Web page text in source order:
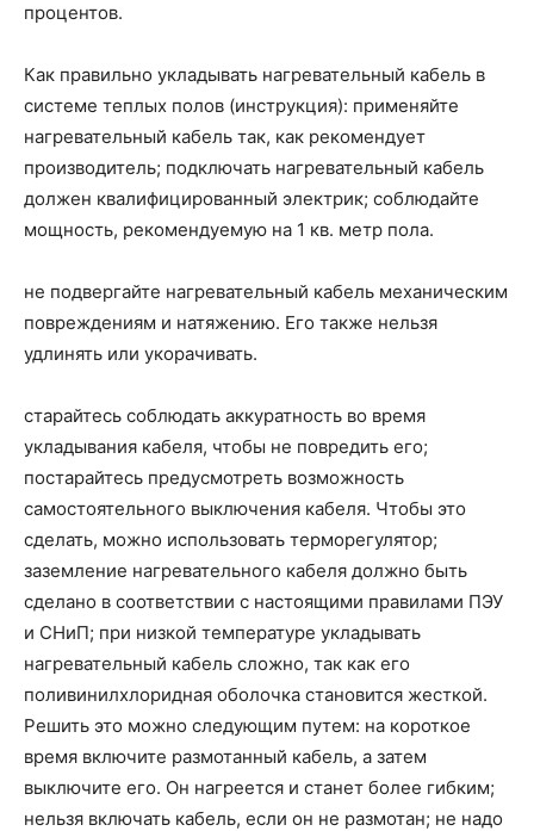
процентов.
Как правильно укладывать нагревательный кабель в
системе теплых полов (инструкция): применяйте
нагревательный кабель так, как рекомендует
производитель; подключать нагревательный кабель
должен квалифицированный электрик; соблюдайте
мощность, рекомендуемую на 1 кв. метр пола.
не подвергайте нагревательный кабель механическим
повреждениям и натяжению. Его также нельзя
удлинять или укорачивать.
старайтесь соблюдать аккуратность во время
укладывания кабеля, чтобы не повредить его;
постарайтесь предусмотреть возможность
самостоятельного выключения кабеля. Чтобы это
сделать, можно использовать терморегулятор;
заземление нагревательного кабеля должно быть
сделано в соответствии с настоящими правилами ПЭУ
и СНиП; при низкой температуре укладывать
нагревательный кабель сложно, так как его
поливинилхлоридная оболочка становится жесткой.
Решить это можно следующим путем: на короткое
время включите размотанный кабель, а затем
выключите его. Он нагреется и станет более гибким;
нельзя включать кабель, если он не размотан; не надо